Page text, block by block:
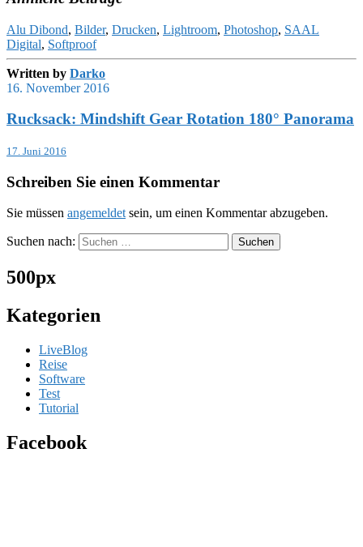
Alu Dibond, Bilder, Drucken, Lightroom, Photoshop, SAAL
Digital, Softproof
Written by Darko
16. November 2016
Rucksack: Mindshift Gear Rotation 180° Panorama
17. Juni 2016
Schreiben Sie einen Kommentar
Sie müssen angemeldetsein, um einen Kommentar abzugeben.
Suchen nach:
500px
Kategorien
LiveBlog
Reise
Software
Test
Tutorial
Facebook